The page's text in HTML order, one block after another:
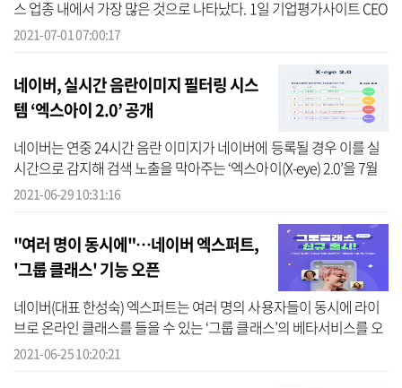
스 업종 내에서 가장 많은 것으로 나타났다. 1일 기업평가사이트 CEO
스코어가 국내 500대 기업을 대상으로 2016년부터 지난달 10일까지
2021-07-01 07:00:17
네이버, 실시간 음란이미지 필터링 시스
템 ‘엑스아이 2.0’ 공개
네이버는 연중 24시간 음란 이미지가 네이버에 등록될 경우 이를 실
시간으로 감지해 검색 노출을 막아주는 ‘엑스아이(X-eye) 2.0’을 7월
부터 적용한다고 29일 밝혔다. 2017년 처음 선보인 ‘엑스아이’는 네이
2021-06-29 10:31:16
"여러 명이 동시에"…네이버 엑스퍼트,
'그룹 클래스' 기능 오픈
네이버(대표 한성숙) 엑스퍼트는 여러 명의 사용자들이 동시에 라이
브로 온라인 클래스를 들을 수 있는 ‘그룹 클래스’의 베타서비스를 오
픈했다고 25일 밝혔다. 네이버 엑스퍼트는 다양한 분야의 전문가들
2021-06-25 10:20:21